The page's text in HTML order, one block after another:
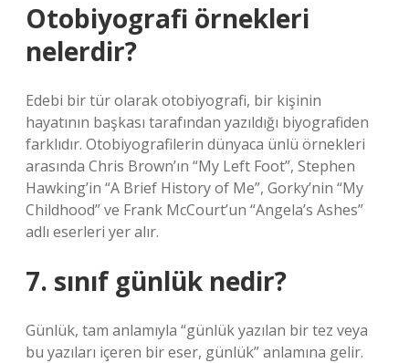
Otobiyografi örnekleri
nelerdir?
Edebi bir tür olarak otobiyografi, bir kişinin
hayatının başkası tarafından yazıldığı biyografiden
farklıdır. Otobiyografilerin dünyaca ünlü örnekleri
arasında Chris Brown’ın “My Left Foot”, Stephen
Hawking’in “A Brief History of Me”, Gorky’nin “My
Childhood” ve Frank McCourt’un “Angela’s Ashes”
adlı eserleri yer alır.
7. sınıf günlük nedir?
Günlük, tam anlamıyla “günlük yazılan bir tez veya
bu yazıları içeren bir eser, günlük” anlamına gelir.